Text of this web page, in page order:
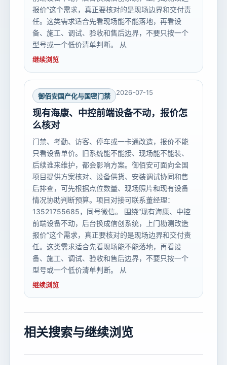
报价”这个需求，真正要核对的是现场边界和交付责
任。这类需求适合先看现场能不能落地，再看设
备、施工、调试、验收和售后边界，不要只按一个
型号或一个低价清单判断。 从
继续浏览
御佰安国产化与国密门禁 2026-07-15
现有海康、中控前端设备不动，报价怎
么核对
门禁、考勤、访客、停车或一卡通改造，报价不能
只看设备单价。旧系统能不能接、现场能不能装、
后续谁来维护，都会影响方案。御佰安可面向全国
项目提供方案核对、设备供货、安装调试协同和售
后排查，可先根据点位数量、现场照片和现有设备
情况协助判断预算。项目对接可联系董经理：
13521755685，同号微信。 围绕“现有海康、中控
前端设备不动，后台换成信创系统，上门勘测改造
报价”这个需求，真正要核对的是现场边界和交付责
任。这类需求适合先看现场能不能落地，再看设
备、施工、调试、验收和售后边界，不要只按一个
型号或一个低价清单判断。 从
继续浏览
相关搜索与继续浏览